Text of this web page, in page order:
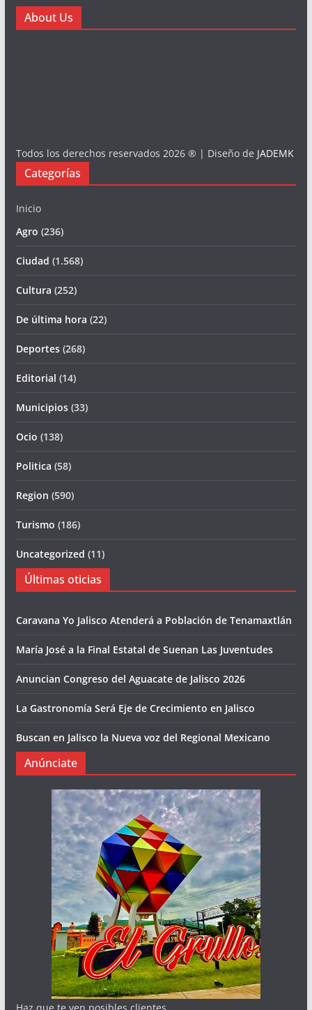
About Us
Todos los derechos reservados 2026 ® | Diseño de JADEMK
Categorías
Inicio
Agro (236)
Ciudad (1.568)
Cultura (252)
De última hora (22)
Deportes(268)
Editorial (14)
Municipios(33)
Ocio (138)
Politica (58)
Region (590)
Turismo (186)
Uncategorized (11)
Últimas oticias
Caravana Yo Jalisco Atenderá a Población de Tenamaxtlán
María José a la Final Estatal de Suenan Las Juventudes
Anuncian Congreso del Aguacate de Jalisco 2026
La Gastronomía Será Eje de Crecimiento en Jalisco
Buscan en Jalisco la Nueva voz del Regional Mexicano
Anúnciate